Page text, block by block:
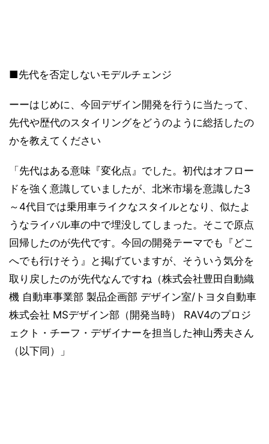
■先代を否定しないモデルチェンジ
ーーはじめに、今回デザイン開発を行うに当たって、
先代や歴代のスタイリングをどうのように総括したの
かを教えてください
「先代はある意味『変化点』でした。初代はオフロー
ドを強く意識していましたが、北米市場を意識した3
～4代目では乗用車ライクなスタイルとなり、似たよ
うなライバル車の中で埋没してしまった。そこで原点
回帰したのが先代です。今回の開発テーマでも『どこ
へでも行けそう』と掲げていますが、そういう気分を
取り戻したのが先代なんですね（株式会社豊田自動織
機 自動車事業部 製品企画部 デザイン室/トヨタ自動車
株式会社 MSデザイン部（開発当時） RAV4のプロジ
ェクト・チーフ・デザイナーを担当した神山秀夫さん
（以下同）」